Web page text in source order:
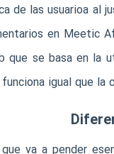
las usuarioa al
en Meetic
se basa en
igual que la
va a pender